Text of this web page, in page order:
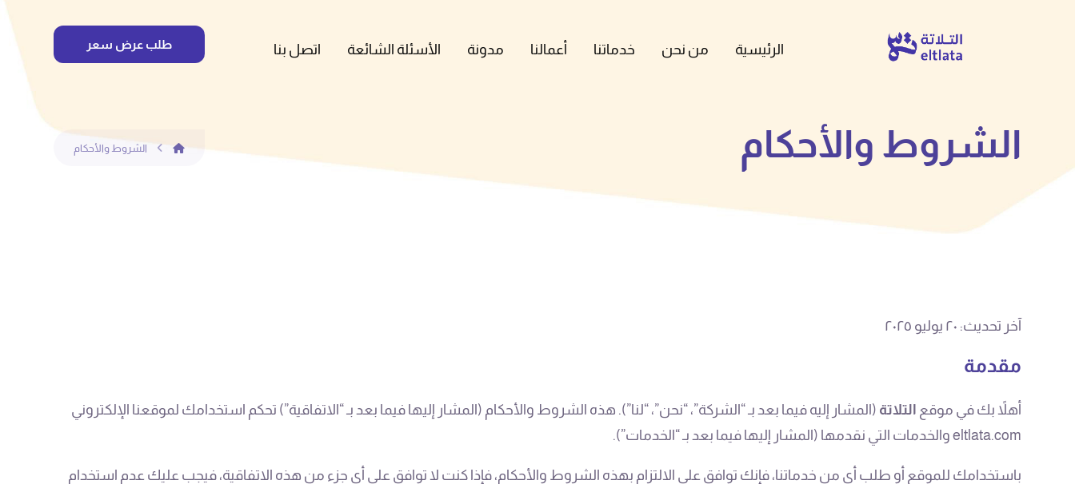
الرئيسية من نحن خدماتنا أعمالنا مدونة الأسئلة الشائعة اتصل بنا طلب عرض سعر
الشروط والأحكام الشروط والأحكام
آخر تحديث: ٢٠ يوليو ٢٠٢٥
مقدمة
أهلاً بك في موقع التلاتة (المشار إليه فيما بعد بـ “الشركة”، “نحن”، “لنا”). هذه الشروط والأحكام (المشار إليها فيما بعد بـ “الاتفاقية”) تحكم استخدامك لموقعنا الإلكتروني
eltlata.com والخدمات التي نقدمها (المشار إليها فيما بعد بـ “الخدمات”).
باستخدامك للموقع أو طلب أي من خدماتنا، فإنك توافق على الالتزام بهذه الشروط والأحكام، فإذا كنت لا توافق على أي جزء من هذه الاتفاقية، فيجب عليك عدم استخدام